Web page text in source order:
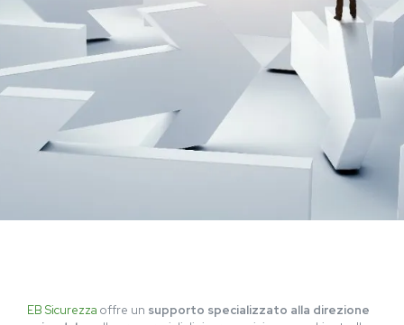
EB Sicurezza offre un supporto specializzato alla direzione